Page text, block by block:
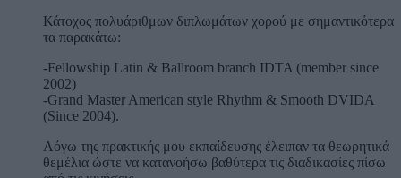
Κάτοχος πολυάριθμων διπλωμάτων χορού με σημαντικότερα
τα παρακάτω:
-Fellowship Latin & Ballroom branch IDTA (member since
2002)
-Grand Master American style Rhythm & Smooth DVIDA
(Since 2004).
Λόγω της πρακτικής μου εκπαίδευσης έλειπαν τα θεωρητικά
θεμέλια ώστε να κατανοήσω βαθύτερα τις διαδικασίες πίσω